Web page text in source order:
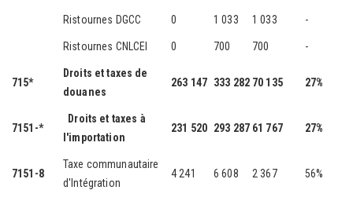
Ristournes DGCC 0 1 033 1 033 -
Ristournes CNLCEI 0 700 700 -
715*
Droits et taxes de
douanes
263 147 333 282 70 135 27%
7151-*
Droits et taxes à
l'importation
231 520 293 287 61 767 27%
7151-8
Taxe communautaire
d'Intégration
4 241 6 608 2 367 56%